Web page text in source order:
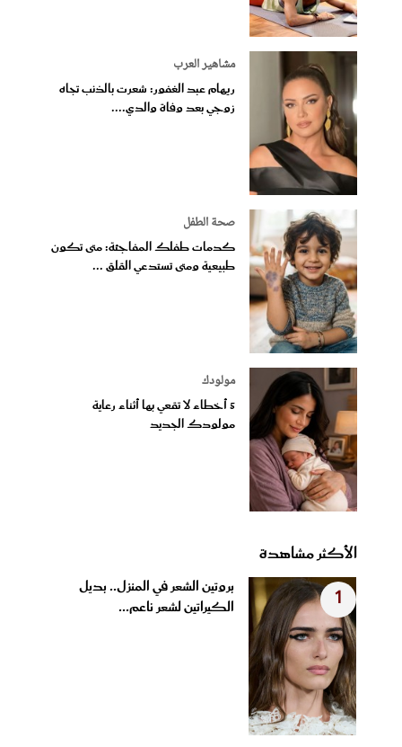
مشاهير العرب
ريهام عبد الغفور: شعرت بالذنب تجاه
زوجي بعد وفاة والدي....
صحة الطفل
كدمات طفلك المفاجئة: متى تكون
طبيعية ومتى تستدعي القلق ...
مولودك
5 أخطاء لا تقعي بها أثناء رعاية
مولودك الجديد
الأكثر مشاهدة
1
بروتين الشعر في المنزل.. بديل
الكيراتين لشعر ناعم...